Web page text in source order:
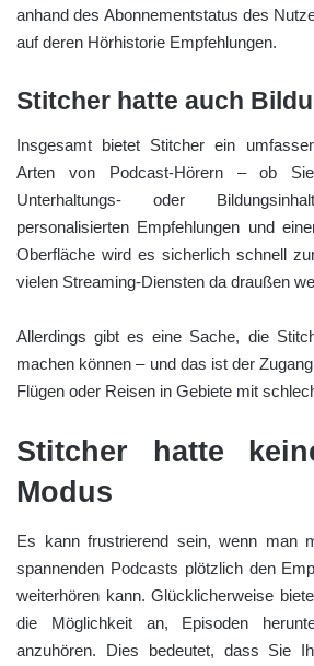
anhand des Abonnementstatus des
auf deren Hörhistorie Empfehlungen.
Stitcher hatte auch
Insgesamt bietet Stitcher ein
Arten von Podcast-Hörern – ob
Unterhaltungs- oder
personalisierten Empfehlungen und
Oberfläche wird es sicherlich schnell
vielen Streaming-Diensten da draußen
Allerdings gibt es eine Sache, die
machen können – und das ist der
Flügen oder Reisen in Gebiete mit
Stitcher hatte
Modus
Es kann frustrierend sein, wenn man
spannenden Podcasts plötzlich den
weiterhören kann. Glücklicherweise
die Möglichkeit an, Episoden
anzuhören. Dies bedeutet, dass Sie